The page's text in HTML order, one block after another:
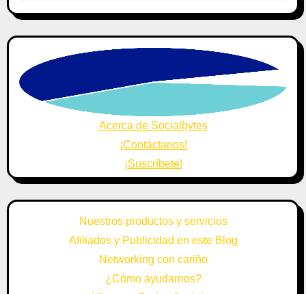
Acerca de Socialbytes
¡Contáctanos!
¡Suscríbete!
Nuestros productos y servicios
Afiliados y Publicidad en este Blog
Networking con cariño
¿Cómo ayudarnos?